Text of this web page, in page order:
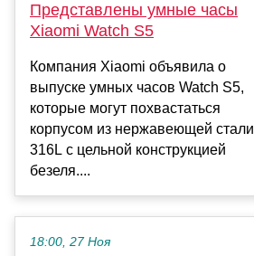
Представлены умные часы
Xiaomi Watch S5
Компания Xiaomi объявила о
выпуске умных часов Watch S5,
которые могут похвастаться
корпусом из нержавеющей стали
316L с цельной конструкцией
безеля....
18:00, 27 Ноя